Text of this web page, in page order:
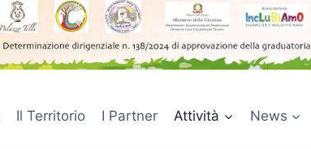
Il Territorio I Partner Attività News